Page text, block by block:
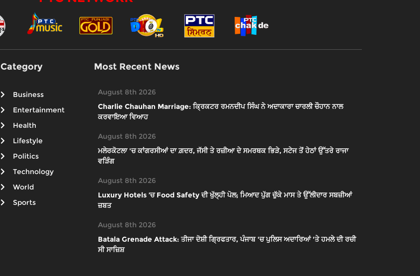
Category
Business
Entertainment
Health
Lifestyle
Politics
Technology
World
Sports
Most Recent News
August 8th 2026
Charlie Chauhan Marriage: ਕ੍ਰਿਕਟਰ ਰਮਨਦੀਪ ਸਿੰਘ ਨੇ ਅਦਾਕਾਰਾ ਚਾਰਲੀ ਚੌਹਾਨ ਨਾਲ
ਕਰਵਾਇਆ ਵਿਆਹ
August 8th 2026
ਮਲੇਰਕੋਟਲਾ 'ਚ ਕਾਂਗਰਸੀਆਂ ਦਾ ਗ਼ਦਰ, ਜੱਸੀ ਤੇ ਰਜ਼ੀਆ ਦੇ ਸਮਰਥਕ ਭਿੜੇ, ਸਟੇਜ ਤੋਂ ਹੇਠਾਂ ਉੱਤਰੇ ਰਾਜਾ
ਵੜਿੰਗ
August 8th 2026
Luxury Hotels ’ਚ Food Safety ਦੀ ਖੁੱਲ੍ਹੀ ਪੋਲ; ਮਿਆਦ ਪੁੱਗ ਚੁੱਕੇ ਮਾਸ ਤੇ ਉੱਲੀਦਾਰ ਸਬਜ਼ੀਆਂ
ਜ਼ਬਤ
August 8th 2026
Batala Grenade Attack: ਤੀਜਾ ਦੋਸ਼ੀ ਗ੍ਰਿਫਤਾਰ, ਪੰਜਾਬ 'ਚ ਪੁਲਿਸ ਅਦਾਰਿਆਂ 'ਤੇ ਹਮਲੇ ਦੀ ਰਚੀ
ਸੀ ਸਾਜ਼ਿਸ਼